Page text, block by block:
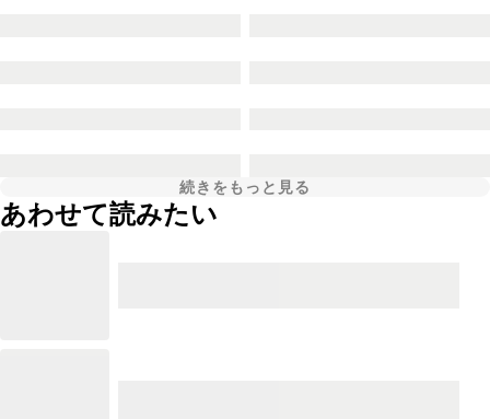
続きをもっと見る
あわせて読みたい